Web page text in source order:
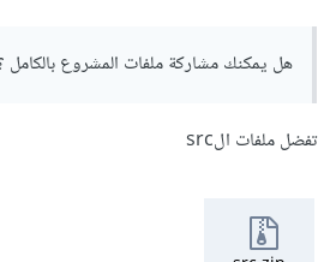
هل يمكنك مشاركة ملفات المشروع بالكامل ؟
تفضل ملفات الsrc